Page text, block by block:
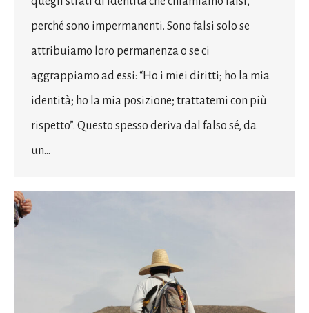
perché sono impermanenti. Sono falsi solo se
attribuiamo loro permanenza o se ci
aggrappiamo ad essi: “Ho i miei diritti; ho la mia
identità; ho la mia posizione; trattatemi con più
rispetto”. Questo spesso deriva dal falso sé, da
un…